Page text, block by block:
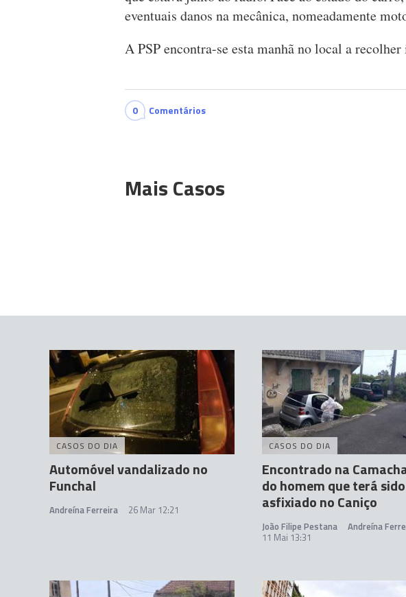
eventuais danos na mecânica, nomeadamente
A PSP encontra-se esta manhã no local a
0 Comentários
Mais Casos
CASOS DO DIA
Automóvel vandalizado no
Funchal
Andreína Ferreira 26 Mar 12:21
CASOS DO DIA
Encontrado na
do homem que terá sido
asfixiado no Caniço
João Filipe Pestana
Andreína
11 Mai 13:31